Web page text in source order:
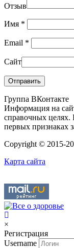
Отзыв
Имя *
Email *
Сайт
Группа ВКонтакте
Информация на
справочных целях.
первых признаках
Copyright © 2015-
Карта сайта
×
Регистрация
Username